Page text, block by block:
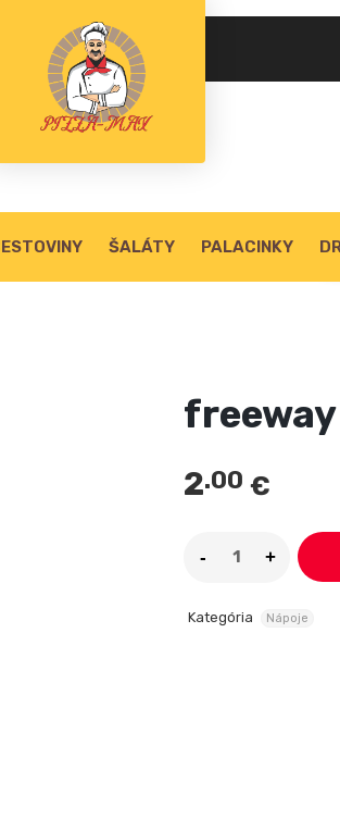
PASSWORD*
Lost your password?
ŠALÁTY PALACINKY
freeway
2.00 €
Kategória Nápoje